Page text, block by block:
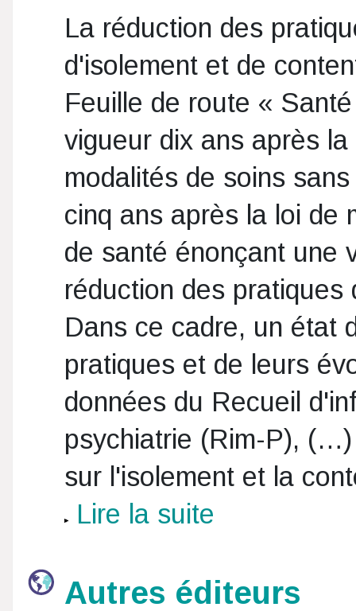
La réduction des
d'isolement et de
Feuille de route «
vigueur dix ans après
modalités de soins
cinq ans après la loi de
de santé énonçant une
réduction des
Dans ce cadre, un état
pratiques et de leurs
données du Recueil
psychiatrie (Rim-P),
sur l'isolement et la
Lire la suite
Autres éditeurs